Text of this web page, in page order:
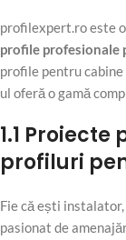
profilexpert.ro este
profile profesionale
profile pentru
ul oferă o gamă
1.1
profiluri
Fie că ești
pasionat de